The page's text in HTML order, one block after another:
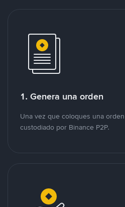
1. Genera una orden
Una vez que coloques una
custodiado por Binance P2P.